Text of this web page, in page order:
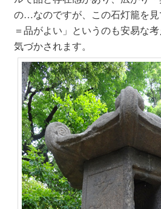
の…なのですが、この石灯籠を
＝品がよい」というのも安易な
気づかされます。